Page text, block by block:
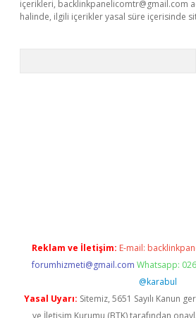
içerikleri, backlinkpanelicomtr@gmail.com
halinde, ilgili içerikler yasal süre içerisinde
Reklam ve İletişim: E-mail:
forumhizmeti@gmail.com Whatsapp:
@karabul
Yasal Uyarı: Sitemiz, 5651 Sayılı Kanun
ve İletişim Kurumu (BTK) tarafından